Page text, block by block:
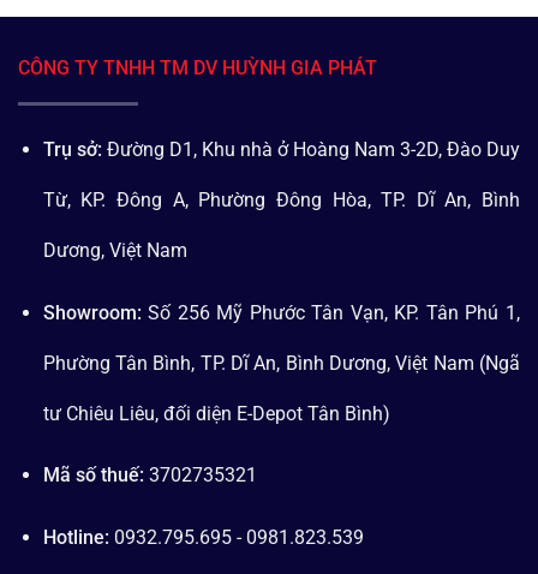
CÔNG TY TNHH TM DV HUỲNH GIA PHÁT
Trụ sở: Đường D1, Khu nhà ở Hoàng Nam 3-2D, Đào Duy
Từ, KP. Đông A, Phường Đông Hòa, TP. Dĩ An, Bình
Dương, Việt Nam
Showroom: Số 256 Mỹ Phước Tân Vạn, KP. Tân Phú 1,
Phường Tân Bình, TP. Dĩ An, Bình Dương, Việt Nam (Ngã
tư Chiêu Liêu, đối diện E-Depot Tân Bình)
Mã số thuế: 3702735321
Hotline: 0932.795.695 - 0981.823.539